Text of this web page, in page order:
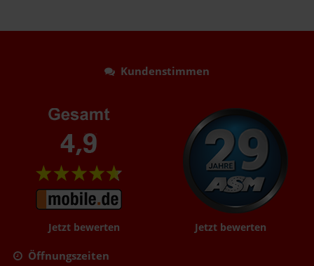
Kundenstimmen
Jetzt bewerten Jetzt bewerten
Öffnungszeiten